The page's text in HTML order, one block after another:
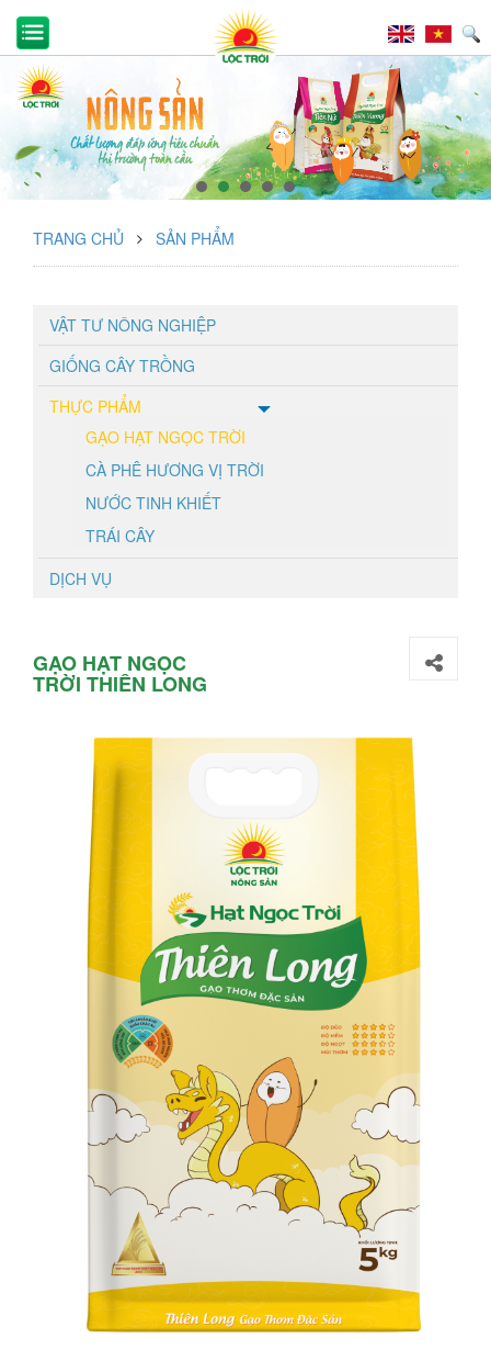
TRANG CHỦ SẢN PHẨM
VẬT TƯ NÔNG NGHIỆP
GIỐNG CÂY TRỒNG
THỰC PHẨM
GẠO HẠT NGỌC TRỜI
CÀ PHÊ HƯƠNG VỊ TRỜI
NƯỚC TINH KHIẾT
TRÁI CÂY
DỊCH VỤ
GẠO HẠT NGỌC
TRỜI THIÊN LONG